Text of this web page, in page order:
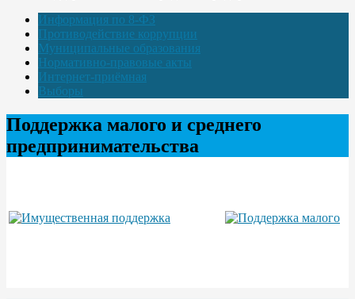
Информация по 8-ФЗ
Противодействие коррупции
Муниципальные образования
Нормативно-правовые акты
Интернет-приёмная
Выборы
Поддержка малого и среднего
предпринимательства